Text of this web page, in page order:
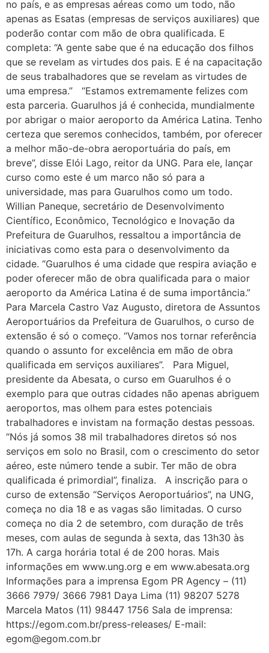
no país, e as empresas aéreas como um todo, não
apenas as Esatas (empresas de serviços auxiliares) que
poderão contar com mão de obra qualificada. E
completa: “A gente sabe que é na educação dos filhos
que se revelam as virtudes dos pais. E é na capacitação
de seus trabalhadores que se revelam as virtudes de
uma empresa.” “Estamos extremamente felizes com
esta parceria. Guarulhos já é conhecida, mundialmente
por abrigar o maior aeroporto da América Latina. Tenho
certeza que seremos conhecidos, também, por oferecer
a melhor mão-de-obra aeroportuária do país, em
breve”, disse Elói Lago, reitor da UNG. Para ele, lançar
curso como este é um marco não só para a
universidade, mas para Guarulhos como um todo.
Willian Paneque, secretário de Desenvolvimento
Científico, Econômico, Tecnológico e Inovação da
Prefeitura de Guarulhos, ressaltou a importância de
iniciativas como esta para o desenvolvimento da
cidade. “Guarulhos é uma cidade que respira aviação e
poder oferecer mão de obra qualificada para o maior
aeroporto da América Latina é de suma importância.”
Para Marcela Castro Vaz Augusto, diretora de Assuntos
Aeroportuários da Prefeitura de Guarulhos, o curso de
extensão é só o começo. “Vamos nos tornar referência
quando o assunto for excelência em mão de obra
qualificada em serviços auxiliares”. Para Miguel,
presidente da Abesata, o curso em Guarulhos é o
exemplo para que outras cidades não apenas abriguem
aeroportos, mas olhem para estes potenciais
trabalhadores e invistam na formação destas pessoas.
“Nós já somos 38 mil trabalhadores diretos só nos
serviços em solo no Brasil, com o crescimento do setor
aéreo, este número tende a subir. Ter mão de obra
qualificada é primordial”, finaliza. A inscrição para o
curso de extensão “Serviços Aeroportuários”, na UNG,
começa no dia 18 e as vagas são limitadas. O curso
começa no dia 2 de setembro, com duração de três
meses, com aulas de segunda à sexta, das 13h30 às
17h. A carga horária total é de 200 horas. Mais
informações em www.ung.org e em www.abesata.org
Informações para a imprensa Egom PR Agency – (11)
3666 7979/ 3666 7981 Daya Lima (11) 98207 5278
Marcela Matos (11) 98447 1756 Sala de imprensa:
https://egom.com.br/press-releases/ E-mail:
egom@egom.com.br